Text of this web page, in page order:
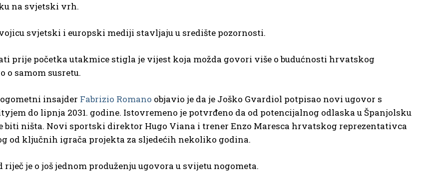
na svjetski vrh.
svjetski i europski mediji stavljaju u središte pozornosti.
prije početka utakmice stigla je vijest koja možda govori više o budućnosti hrvatskog
o samom susretu.
insajder Fabrizio Romano objavio je da je Joško Gvardiol potpisao novi ugovor s
do lipnja 2031. godine. Istovremeno je potvrđeno da od potencijalnog odlaska u Španjolsku
biti ništa. Novi sportski direktor Hugo Viana i trener Enzo Maresca hrvatskog reprezentativca
od ključnih igrača projekta za sljedećih nekoliko godina.
riječ je o još jednom produženju ugovora u svijetu nogometa.